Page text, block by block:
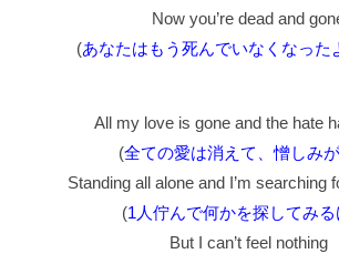
Now you’re dead and
(あなたはもう死んでいなくなった
All my love is gone and the hate
(全ての愛は消えて、憎しみ
Standing all alone and I’m searching
(1人佇んで何かを探してみ
But I can’t feel nothing